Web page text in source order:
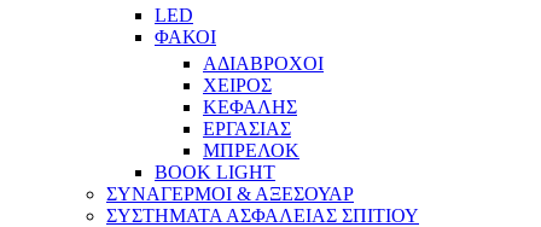
LED
ΦΑΚΟΙ
ΑΔΙΑΒΡΟΧΟΙ
ΧΕΙΡΟΣ
ΚΕΦΑΛΗΣ
ΕΡΓΑΣΙΑΣ
ΜΠΡΕΛΟΚ
BOOK LIGHT
ΣΥΝΑΓΕΡΜΟΙ & ΑΞΕΣΟΥΑΡ
ΣΥΣΤΗΜΑΤΑ ΑΣΦΑΛΕΙΑΣ ΣΠΙΤΙΟΥ